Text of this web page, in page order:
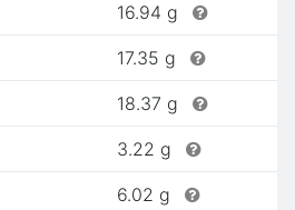
16.94 g
17.35 g
18.37 g
3.22 g
6.02 g